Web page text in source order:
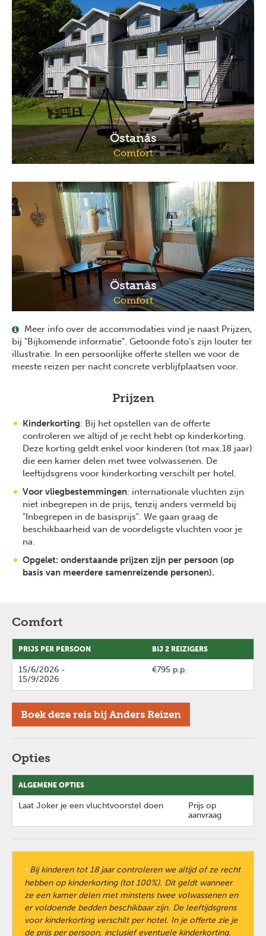
Östanås
Comfort
Östanås
Comfort
Meer info over de accommodaties vind je naast Prijzen,
bij "Bijkomende informatie". Getoonde foto’s zijn louter ter
illustratie. In een persoonlijke offerte stellen we voor de
meeste reizen per nacht concrete verblijfplaatsen voor.
Prijzen
Kinderkorting: Bij het opstellen van de offerte
controleren we altijd of je recht hebt op kinderkorting.
Deze korting geldt enkel voor kinderen (tot max.18 jaar)
die een kamer delen met twee volwassenen. De
leeftijdsgrens voor kinderkorting verschilt per hotel.
Voor vliegbestemmingen: internationale vluchten zijn
niet inbegrepen in de prijs, tenzij anders vermeld bij
"Inbegrepen in de basisprijs". We gaan graag de
beschikbaarheid van de voordeligste vluchten voor je
na.
Opgelet: onderstaande prijzen zijn per persoon (op
basis van meerdere samenreizende personen).
Comfort
PRIJS PER PERSOON BIJ 2 REIZIGERS
15/6/2026 -
15/9/2026
€795 p.p.
Boek deze reis bij Anders Reizen
Opties
ALGEMENE OPTIES
Laat Joker je een vluchtvoorstel doen
Prijs op
aanvraag
*Bij kinderen tot 18 jaar controleren we altijd of ze recht
hebben op kinderkorting (tot 100%). Dit geldt wanneer
ze een kamer delen met minstens twee volwassenen en
er voldoende bedden beschikbaar zijn. De leeftijdsgrens
voor kinderkorting verschilt per hotel. In je offerte zie je
de prijs per persoon, inclusief eventuele kinderkorting.
Previous